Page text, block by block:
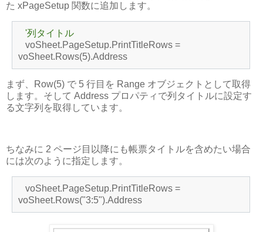
た xPageSetup 関数に追加します。
'列タイトル
voSheet.PageSetup.PrintTitleRows =
voSheet.Rows(5).Address
まず、Row(5) で 5 行目を Range オブジェクトとして取得
します。そして Address プロパティで列タイトルに設定す
る文字列を取得しています。
ちなみに 2 ページ目以降にも帳票タイトルを含めたい場合
には次のように指定します。
voSheet.PageSetup.PrintTitleRows =
voSheet.Rows("3:5").Address